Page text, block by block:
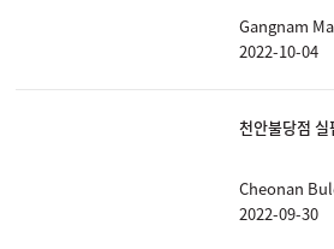
Gangnam
2022-10-04
천안불당점
Cheonan
2022-09-30